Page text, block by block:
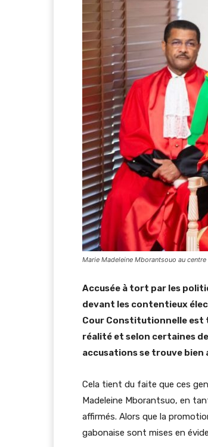
Marie Madeleine Mborantsouo au centre
Accusée à tort par les
devant les contentieux
Cour Constitutionnelle est
réalité et selon certaines
accusations se trouve bien
Cela tient du faite que ces
Madeleine Mborantsuo, en
affirmés. Alors que la
gabonaise sont mises en